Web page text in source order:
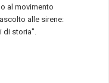
al movimento
alle sirene:
di storia".